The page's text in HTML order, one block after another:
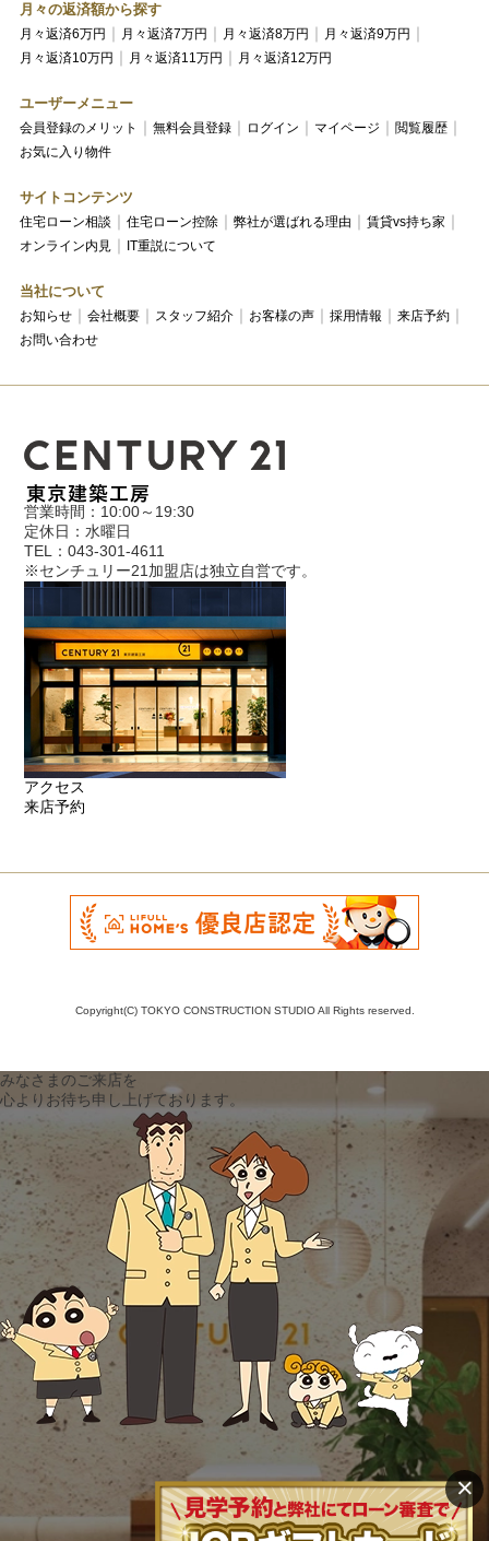
月々の返済額から探す
月々返済6万円 月々返済7万円 月々返済8万円
月々返済9万円
月々返済10万円
月々返済11万円 月々返済12万円
ユーザーメニュー
会員登録のメリット 無料会員登録 ログイン マイページ
閲覧履歴
お気に入り物件
サイトコンテンツ
住宅ローン相談 住宅ローン控除 弊社が選ばれる理由
賃貸vs持ち家
オンライン内見
IT重説について
当社について
お知らせ 会社概要 スタッフ紹介 お客様の声 採用情報
来店予約
お問い合わせ
営業時間：10:00～19:30
定休日：水曜日
TEL：043-301-4611
※センチュリー21加盟店は独立自営です。
アクセス
来店予約
Copyright(C) TOKYO CONSTRUCTION STUDIO All Rights reserved.
みなさまのご来店を
心よりお待ち申し上げております。
×